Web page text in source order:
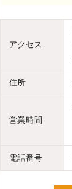
アクセス
住所
営業時間
電話番号